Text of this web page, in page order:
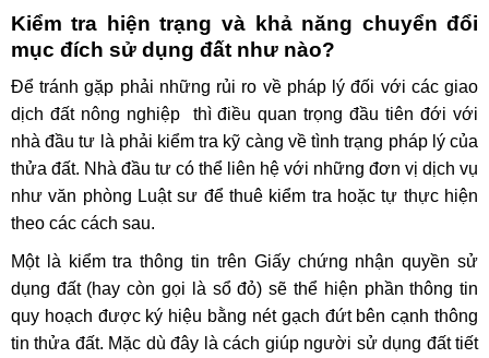
Kiểm tra hiện trạng và khả năng chuyển đổi
mục đích sử dụng đất như nào?
Để tránh gặp phải những rủi ro về pháp lý đối với các giao
dịch đất nông nghiệp thì điều quan trọng đầu tiên đới với
nhà đầu tư là phải kiểm tra kỹ càng về tình trạng pháp lý của
thửa đất. Nhà đầu tư có thể liên hệ với những đơn vị dịch vụ
như văn phòng Luật sư để thuê kiểm tra hoặc tự thực hiện
theo các cách sau.
Một là kiểm tra thông tin trên Giấy chứng nhận quyền sử
dụng đất (hay còn gọi là sổ đỏ) sẽ thể hiện phần thông tin
quy hoạch được ký hiệu bằng nét gạch đứt bên cạnh thông
tin thửa đất. Mặc dù đây là cách giúp người sử dụng đất tiết